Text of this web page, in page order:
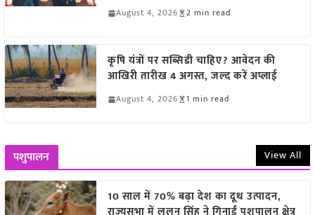
August 4, 2026 2 min read
कृषि यंत्रों पर सब्सिडी चाहिए? आवेदन की
आखिरी तारीख 4 अगस्त, जल्द करें अप्लाई
August 4, 2026 1 min read
पशुपालन View All
10 साल में 70% बढ़ा देश का दूध उत्पादन,